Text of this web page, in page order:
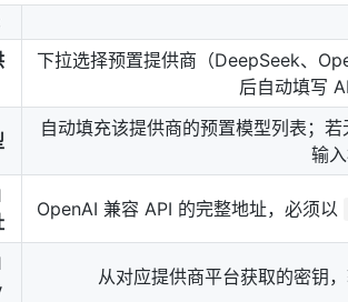
下拉选择预置提供商（DeepSeek、
后自动填写
自动填充该提供商的预置模型列表；
输
OpenAI 兼容 API 的完整地址，必须以
从对应提供商平台获取的密钥